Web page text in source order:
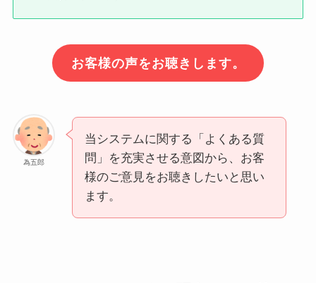
お客様の声をお聴きします。
為五郎
当システムに関する「よくある質
問」を充実させる意図から、お客
様のご意見をお聴きしたいと思い
ます。